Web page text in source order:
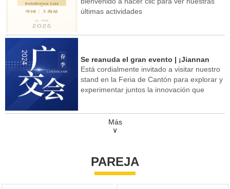
últimas actividades
Se reanuda el gran evento | ¡Jiannan
Yifan Motor te recibe en la Feria de
Cantón de Primavera de 2024!
Está cordialmente invitado a visitar nuestro
stand en la Feria de Cantón para explorar y
experimentar juntos la innovación que
Más
∨
PAREJA